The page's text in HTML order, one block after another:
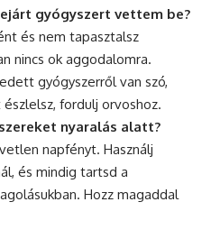
gyógyszert vettem be?
és nem tapasztalsz
nincs ok aggodalomra.
gyógyszerről van szó,
fordulj orvoshoz.
nyaralás alatt?
napfényt. Használj
és mindig tartsd a
Hozz magaddal